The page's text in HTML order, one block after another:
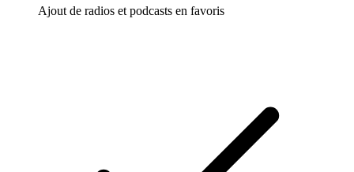
Ajout de radios et podcasts en favoris